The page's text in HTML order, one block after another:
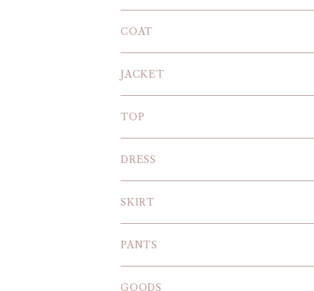
COAT
JACKET
TOP
KNIT
BLOUSE
T-SHIRT
SWEAT SHIRT
DRESS
SKIRT
PANTS
GOODS